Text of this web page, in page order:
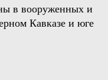
в вооруженных и
Кавказе и юге